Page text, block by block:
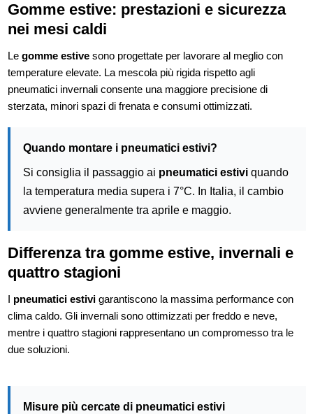
Gomme estive: prestazioni e sicurezza
nei mesi caldi
Le gomme estivesono progettate per lavorare al meglio con
temperature elevate. La mescola più rigida rispetto agli
pneumatici invernali consente una maggiore precisione di
sterzata, minori spazi di frenata e consumi ottimizzati.
Quando montare i pneumatici estivi?
Si consiglia il passaggio ai pneumatici estiviquando
la temperatura media supera i 7°C. In Italia, il cambio
avviene generalmente tra aprile e maggio.
Differenza tra gomme estive, invernali e
quattro stagioni
I pneumatici estivigarantiscono la massima performance con
clima caldo. Gli invernali sono ottimizzati per freddo e neve,
mentre i quattro stagioni rappresentano un compromesso tra le
due soluzioni.
Misure più cercate di pneumatici estivi